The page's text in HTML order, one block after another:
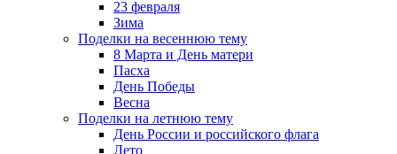
23 февраля
Зима
Поделки на весеннюю тему
8 Марта и День матери
Пасха
День Победы
Весна
Поделки на летнюю тему
День России и российского флага
Лето